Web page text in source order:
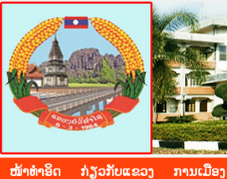
ໜ້າ​ທຳ​ອິດ ​ກ່ຽວ​ກັບ​ແຂວງ ​ການ​ເມືອງ